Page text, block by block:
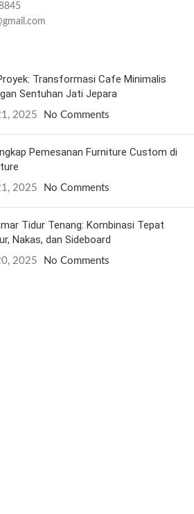
Transformasi Cafe Minimalis
Sentuhan Jati Jepara
2025 No Comments
Pemesanan Furniture Custom di
2025 No Comments
Tidur Tenang: Kombinasi Tepat
Nakas, dan Sideboard
2025 No Comments